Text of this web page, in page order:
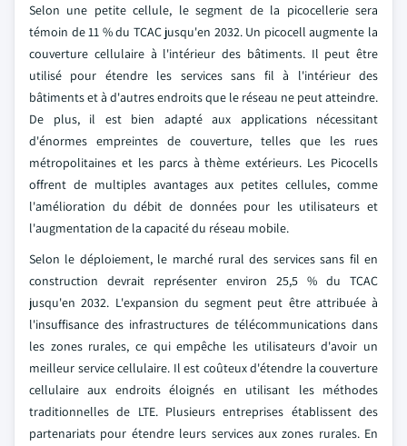
Selon une petite cellule, le segment de la picocellerie sera
témoin de 11 % du TCAC jusqu'en 2032. Un picocell augmente la
couverture cellulaire à l'intérieur des bâtiments. Il peut être
utilisé pour étendre les services sans fil à l'intérieur des
bâtiments et à d'autres endroits que le réseau ne peut atteindre.
De plus, il est bien adapté aux applications nécessitant
d'énormes empreintes de couverture, telles que les rues
métropolitaines et les parcs à thème extérieurs. Les Picocells
offrent de multiples avantages aux petites cellules, comme
l'amélioration du débit de données pour les utilisateurs et
l'augmentation de la capacité du réseau mobile.
Selon le déploiement, le marché rural des services sans fil en
construction devrait représenter environ 25,5 % du TCAC
jusqu'en 2032. L'expansion du segment peut être attribuée à
l'insuffisance des infrastructures de télécommunications dans
les zones rurales, ce qui empêche les utilisateurs d'avoir un
meilleur service cellulaire. Il est coûteux d'étendre la couverture
cellulaire aux endroits éloignés en utilisant les méthodes
traditionnelles de LTE. Plusieurs entreprises établissent des
partenariats pour étendre leurs services aux zones rurales. En